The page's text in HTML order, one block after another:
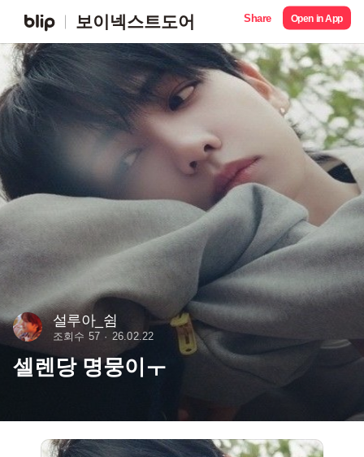
보이넥스트도어 Share Open in App
설루아_쉼
조회수 57 26.02.22
셀렌당 명뭉이ㅜ